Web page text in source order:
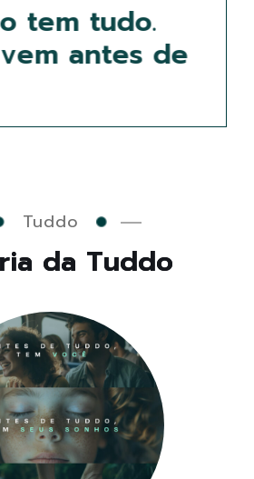
tem tudo.
antes de
Tuddo
ria da Tuddo